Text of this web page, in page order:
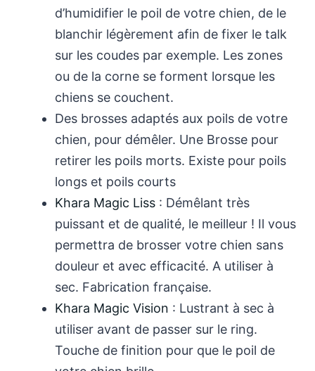
d’humidifier le poil de votre chien, de le
blanchir légèrement afin de fixer le talk
sur les coudes par exemple. Les zones
ou de la corne se forment lorsque les
chiens se couchent.
Des brosses adaptés aux poils de votre
chien, pour démêler. Une Brosse pour
retirer les poils morts. Existe pour poils
longs et poils courts
Khara Magic Liss : Démêlant très
puissant et de qualité, le meilleur ! Il vous
permettra de brosser votre chien sans
douleur et avec efficacité. A utiliser à
sec. Fabrication française.
Khara Magic Vision : Lustrant à sec à
utiliser avant de passer sur le ring.
Touche de finition pour que le poil de